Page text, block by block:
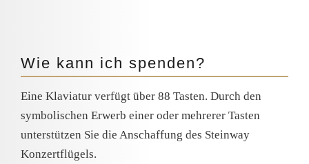
Wie kann ich spenden?
Eine Klaviatur verfügt über 88 Tasten. Durch den
symbolischen Erwerb einer oder mehrerer Tasten
unterstützen Sie die Anschaffung des Steinway
Konzertflügels.